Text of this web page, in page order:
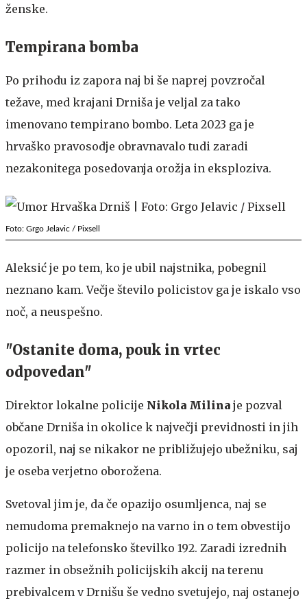
ženske.
Tempirana bomba
Po prihodu iz zapora naj bi še naprej povzročal
težave, med krajani Drniša je veljal za tako
imenovano tempirano bombo. Leta 2023 ga je
hrvaško pravosodje obravnavalo tudi zaradi
nezakonitega posedovanja orožja in eksploziva.
Foto: Grgo Jelavic / Pixsell
Aleksić je po tem, ko je ubil najstnika, pobegnil
neznano kam. Večje število policistov ga je iskalo vso
noč, a neuspešno.
"Ostanite doma, pouk in vrtec
odpovedan"
Direktor lokalne policije Nikola Milina je pozval
občane Drniša in okolice k največji previdnosti in jih
opozoril, naj se nikakor ne približujejo ubežniku, saj
je oseba verjetno oborožena.
Svetoval jim je, da če opazijo osumljenca, naj se
nemudoma premaknejo na varno in o tem obvestijo
policijo na telefonsko številko 192. Zaradi izrednih
razmer in obsežnih policijskih akcij na terenu
prebivalcem v Drnišu še vedno svetujejo, naj ostanejo